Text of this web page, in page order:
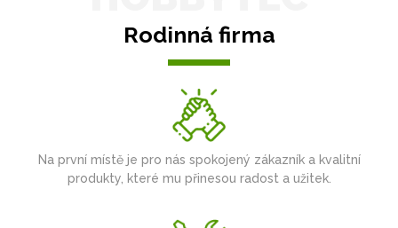
Rodinná firma
Na první místě je pro nás spokojený zákazník a kvalitní
produkty, které mu přinesou radost a užitek.